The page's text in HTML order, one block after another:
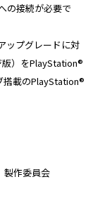
の接続が必要で
ップグレードに対
）をPlayStation®
搭載のPlayStation®
製作委員会